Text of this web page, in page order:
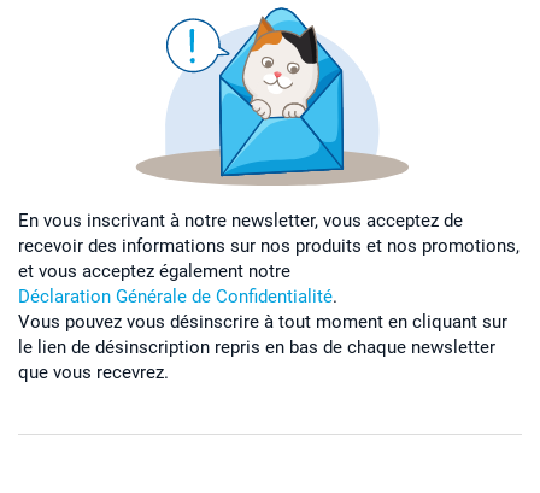
En vous inscrivant à notre newsletter, vous acceptez de
recevoir des informations sur nos produits et nos promotions,
et vous acceptez également notre
Déclaration Générale de Confidentialité.
Vous pouvez vous désinscrire à tout moment en cliquant sur
le lien de désinscription repris en bas de chaque newsletter
que vous recevrez.